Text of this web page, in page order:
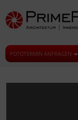
FOTOTERMIN ANFRAGEN ➜